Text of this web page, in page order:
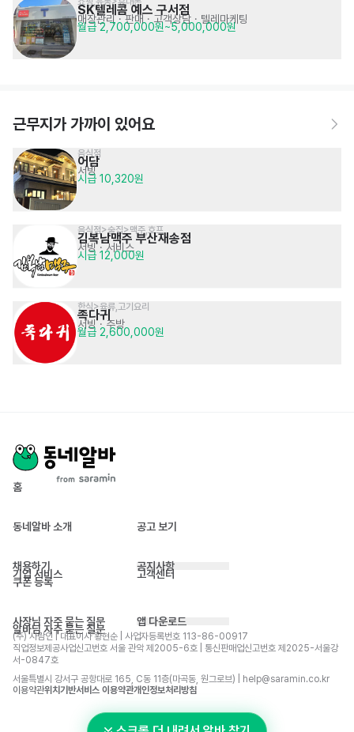
SK텔레콤 예스 구서점
매장관리 · 판매· 고객상담 · 텔레마케팅
월급 2,700,000원~5,000,000원
근무지가 가까이 있어요
음식점
어담
서빙
시급 10,320원
음식점>술집>맥주,호프
김복남맥주 부산재송점
서빙· 서비스
시급 12,000원
한식>육류,고기요리
족다귀
서빙· 주방
월급 2,600,000원
홈
동네알바 소개 공고 보기
채용하기
기업 서비스
쿠폰 등록
공지사항
고객센터
사장님 자주 묻는 질문
알바님 자주 묻는 질문
앱 다운로드
(주) 사람인 | 대표이사 황현순 | 사업자등록번호 113-86-00917
직업정보제공사업신고번호 서울 관악 제2005-6호 | 통신판매업신고번호 제2025-서울강
서-0847호
서울특별시 강서구 공항대로 165, C동 11층(마곡동, 원그로브) | help@saramin.co.kr
이용약관위치기반서비스 이용약관개인정보처리방침